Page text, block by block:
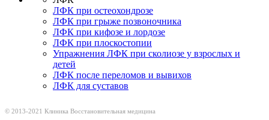
ЛФК при остеохондрозе
ЛФК при грыже позвоночника
ЛФК при кифозе и лордозе
ЛФК при плоскостопии
Упражнения ЛФК при сколиозе у взрослых и
детей
ЛФК после переломов и вывихов
ЛФК для суставов
© 2013-2021 Клиника Восстановительная медицина